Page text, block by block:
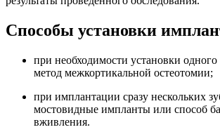
Способы установки
при необходимости установки
метод межкортикальной остеотомии;
при имплантации сразу нескольких
мостовидные импланты или способ
вживления.